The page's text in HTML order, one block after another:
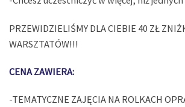
PRZEWIDZIELIŚMY DLA CIEBIE 40 ZŁ
WARSZTATÓW!!!
CENA ZAWIERA:
-TEMATYCZNE ZAJĘCIA NA ROLKACH